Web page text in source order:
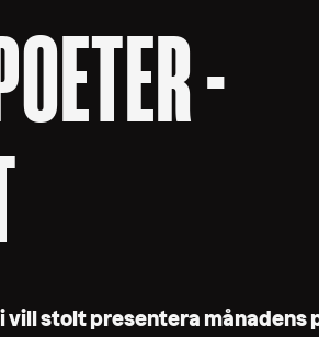
-
vill stolt presentera månadens